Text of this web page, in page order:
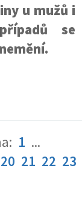
u mužů i
se
1 ...
20 21 22 23